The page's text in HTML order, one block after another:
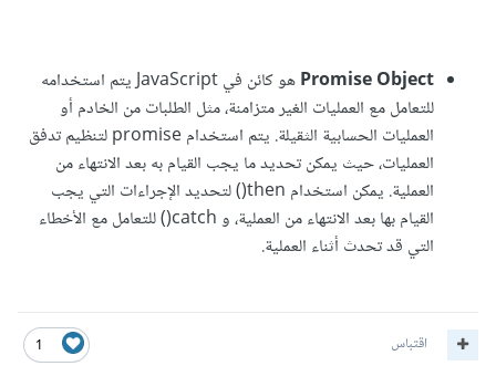
Promise Object
هو كائن في JavaScript يتم استخدامه
للتعامل مع العمليات الغير متزامنة، مثل الطلبات من الخادم أو
العمليات الحسابية الثقيلة. يتم استخدام promise لتنظيم تدفق
العمليات، حيث يمكن تحديد ما يجب القيام به بعد الانتهاء من
العملية. يمكن استخدام then() لتحديد الإجراءات التي يجب
القيام بها بعد الانتهاء من العملية، و catch() للتعامل مع الأخطاء
التي قد تحدث أثناء العملية.
1 اقتباس